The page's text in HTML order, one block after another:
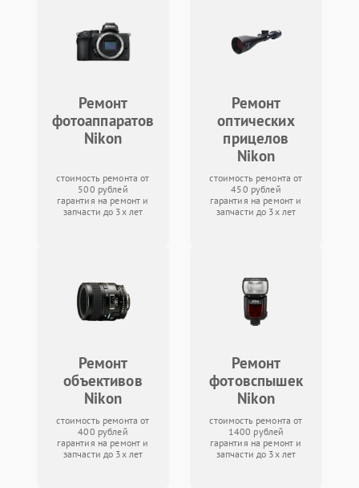
Ремонт
фотоаппаратов
Nikon
стоимость ремонта от
500 рублей
гарантия на ремонт и
запчасти до 3х лет
Ремонт
оптических
прицелов
Nikon
стоимость ремонта от
450 рублей
гарантия на ремонт и
запчасти до 3х лет
Ремонт
объективов
Nikon
стоимость ремонта от
400 рублей
гарантия на ремонт и
запчасти до 3х лет
Ремонт
фотовспышек
Nikon
стоимость ремонта от
1400 рублей
гарантия на ремонт и
запчасти до 3х лет